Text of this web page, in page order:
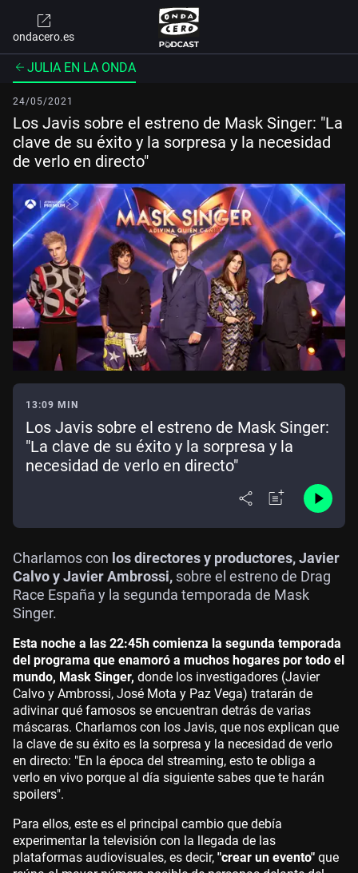
ondacero.es
JULIA EN LA ONDA
24/05/2021
Los Javis sobre el estreno de Mask Singer: "La
clave de su éxito y la sorpresa y la necesidad
de verlo en directo"
13:09 MIN
Los Javis sobre el estreno de Mask Singer:
"La clave de su éxito y la sorpresa y la
necesidad de verlo en directo"
Charlamos con los directores y productores, Javier
Calvo y Javier Ambrossi, sobre el estreno de Drag
Race España y la segunda temporada de Mask
Singer.
Esta noche a las 22:45h comienza la segunda temporada
del programa que enamoró a muchos hogares por todo el
mundo, Mask Singer, donde los investigadores (Javier
Calvo y Ambrossi, José Mota y Paz Vega) tratarán de
adivinar qué famosos se encuentran detrás de varias
máscaras. Charlamos con los Javis, que nos explican que
la clave de su éxito es la sorpresa y la necesidad de verlo
en directo: "En la época del streaming, esto te obliga a
verlo en vivo porque al día siguiente sabes que te harán
spoilers".
Para ellos, este es el principal cambio que debía
experimentar la televisión con la llegada de las
plataformas audiovisuales, es decir, "crear un evento" que